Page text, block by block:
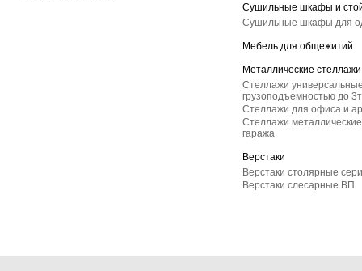
Сушильные шкафы и
Сушильные шкафы для
Мебель для общежитий
Металлические стеллажи
Стеллажи
грузоподъемностью до
Стеллажи для офиса и
Стеллажи
гаража
Верстаки
Верстаки столярные
Верстаки слесарные ВП